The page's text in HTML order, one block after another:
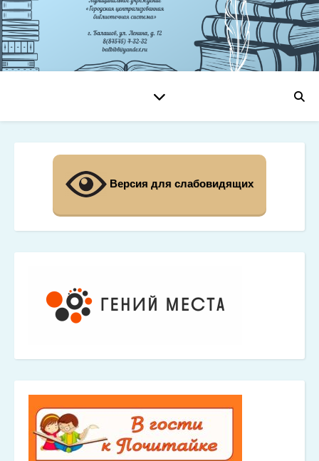
Версия для слабовидящих